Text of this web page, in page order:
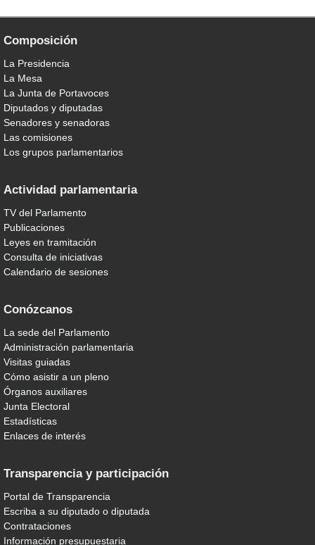
Composición
La Presidencia
La Mesa
La Junta de Portavoces
Diputados y diputadas
Senadores y senadoras
Las comisiones
Los grupos parlamentarios
Actividad parlamentaria
TV del Parlamento
Publicaciones
Leyes en tramitación
Consulta de iniciativas
Calendario de sesiones
Conózcanos
La sede del Parlamento
Administración parlamentaria
Visitas guiadas
Cómo asistir a un pleno
Órganos auxiliares
Junta Electoral
Estadísticas
Enlaces de interés
Transparencia y participación
Portal de Transparencia
Escriba a su diputado o diputada
Contrataciones
Información presupuestaria